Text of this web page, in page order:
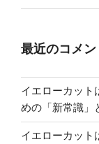
最近のコメン
イエローカット
めの「新常識」
イエローカット